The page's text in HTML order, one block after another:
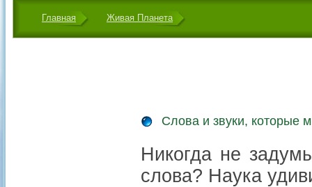
Главная Живая Планета
Слова и звуки, которые
Никогда не
слова? Наука